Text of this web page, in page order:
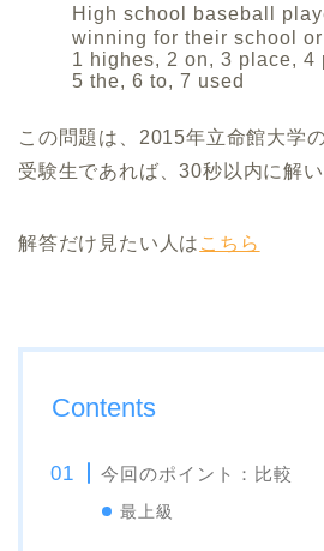
High school baseball
winning for their school or
1 highes, 2 on, 3 place, 4
5 the, 6 to, 7 used
この問題は、2015年立命館大学
受験生であれば、30秒以内に解
解答だけ見たい人は こちら
Contents
今回のポイント：比較
最上級